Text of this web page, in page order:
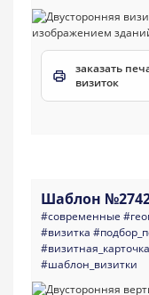
заказать
визиток
Шаблон
#современные
#визитка
#визитная_карточка
#шаблон_визитки